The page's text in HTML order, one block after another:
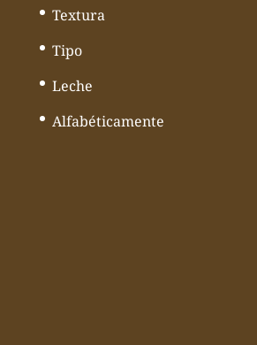
Textura
Tipo
Leche
Alfabéticamente